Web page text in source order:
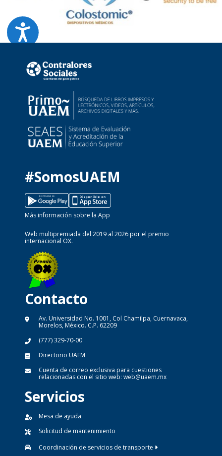
#SomosUAEM
Más información sobre la App
Web multipremiada del 2019 al 2026 por el premio
internacional OX.
Contacto
Av. Universidad No. 1001, Col Chamilpa, Cuernavaca,
Morelos, México. C.P. 62209
(777) 329-70-00
Directorio UAEM
Cuenta de correo exclusiva para cuestiones
relacionadas con el sitio web: web@uaem.mx
Servicios
Mesa de ayuda
Solicitud de mantenimiento
Coordinación de servicios de transporte